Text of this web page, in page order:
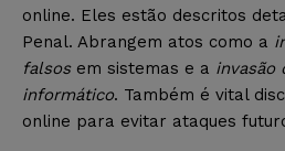
online. Eles estão descritos
Penal. Abrangem atos como a
falsosem sistemas e a invasão
informático. Também é vital
online para evitar ataques